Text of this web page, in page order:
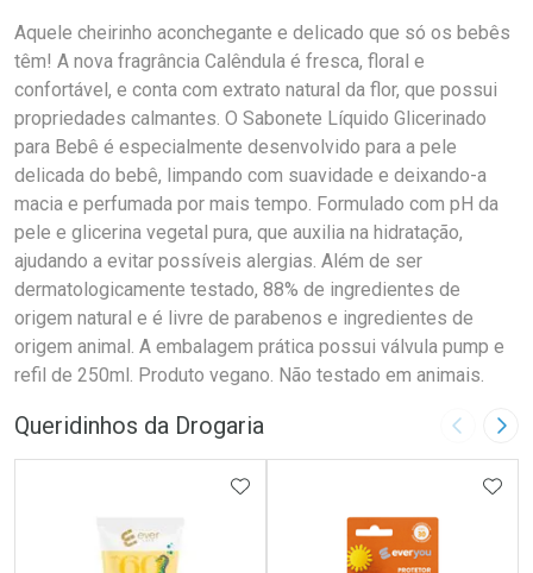
Aquele cheirinho aconchegante e delicado que só os bebês
têm! A nova fragrância Calêndula é fresca, floral e
confortável, e conta com extrato natural da flor, que possui
propriedades calmantes. O Sabonete Líquido Glicerinado
para Bebê é especialmente desenvolvido para a pele
delicada do bebê, limpando com suavidade e deixando-a
macia e perfumada por mais tempo. Formulado com pH da
pele e glicerina vegetal pura, que auxilia na hidratação,
ajudando a evitar possíveis alergias. Além de ser
dermatologicamente testado, 88% de ingredientes de
origem natural e é livre de parabenos e ingredientes de
origem animal. A embalagem prática possui válvula pump e
refil de 250ml. Produto vegano. Não testado em animais.
Queridinhos da Drogaria Imagem
ADICIONAR AOS FAVORITOS